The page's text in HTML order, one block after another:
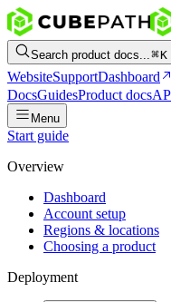
Search product docs... K
WebsiteSupportDashboard
DocsGuidesProduct docs
Menu
Start guide
Overview
Dashboard
Account setup
Regions & locations
Choosing a product
Deployment